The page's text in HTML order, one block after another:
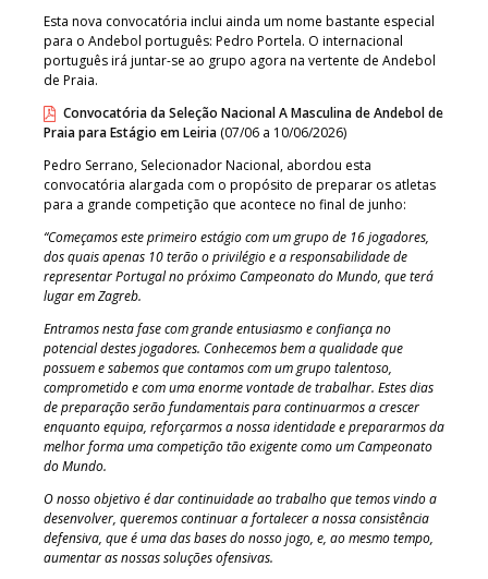
Esta nova convocatória inclui ainda um nome bastante especial
para o Andebol português: Pedro Portela. O internacional
português irá juntar-se ao grupo agora na vertente de Andebol
de Praia.
Convocatória da Seleção Nacional A Masculina de Andebol de
Praia para Estágio em Leiria (07/06 a 10/06/2026)
Pedro Serrano, Selecionador Nacional, abordou esta
convocatória alargada com o propósito de preparar os atletas
para a grande competição que acontece no final de junho:
“Começamos este primeiro estágio com um grupo de 16 jogadores,
dos quais apenas 10 terão o privilégio e a responsabilidade de
representar Portugal no próximo Campeonato do Mundo, que terá
lugar em Zagreb.
Entramos nesta fase com grande entusiasmo e confiança no
potencial destes jogadores. Conhecemos bem a qualidade que
possuem e sabemos que contamos com um grupo talentoso,
comprometido e com uma enorme vontade de trabalhar. Estes dias
de preparação serão fundamentais para continuarmos a crescer
enquanto equipa, reforçarmos a nossa identidade e prepararmos da
melhor forma uma competição tão exigente como um Campeonato
do Mundo.
O nosso objetivo é dar continuidade ao trabalho que temos vindo a
desenvolver, queremos continuar a fortalecer a nossa consistência
defensiva, que é uma das bases do nosso jogo, e, ao mesmo tempo,
aumentar as nossas soluções ofensivas.